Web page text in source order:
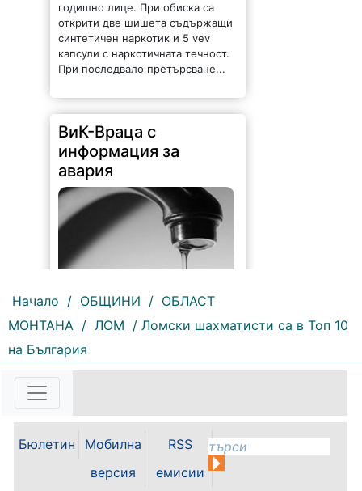
годишно лице. При обиска са
открити две шишета съдържащи
синтетичен наркотик и 5 vev
капсули с наркотичната течност.
При последвало претърсване...
ВиК-Враца с
информация за
авария
206 | 2026-08-07 10:31:48
"Водоснабдяване и канализация“
ООД – Враца уведомява своите
възникнала аварийна ситуация е
спряно водоподаването в
ул."Никола Вапцаров" днес
07.08.2026г. до отстраняване на
аварията. Тел.: 092 66 11 19 Тел.:
0889 316...
Начало / ОБЩИНИ / ОБЛАСТ
МОНТАНА / ЛОМ / Ломски шахматисти са в Топ 10
на България
Бюлетин
Мобилна
версия
RSS
емисии